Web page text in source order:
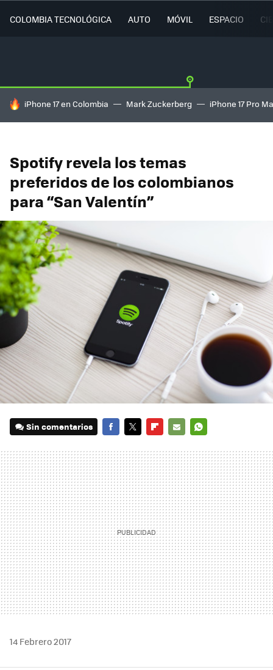
COLOMBIA TECNOLÓGICA AUTO MÓVIL ESPACIO
HOY SE HABLA DE
iPhone 17 en Colombia Mark Zuckerberg iPhone 17 Pro
Spotify revela los temas
preferidos de los colombianos
para “San Valentín”
Sin comentarios
MAIL
14 Febrero 2017